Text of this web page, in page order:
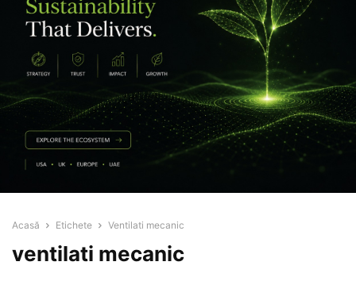
Acasă Etichete Ventilati mecanic
ventilati mecanic